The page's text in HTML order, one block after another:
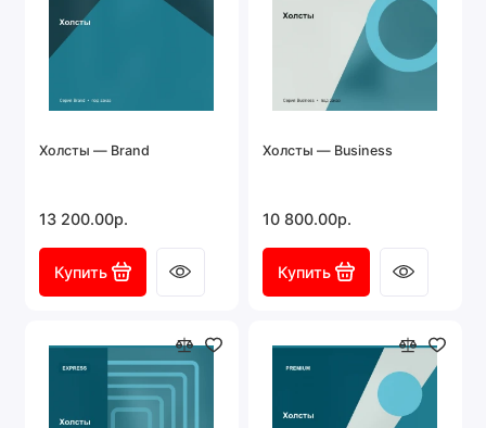
Холсты — Brand
13 200.00р.
Купить
Холсты — Business
10 800.00р.
Купить